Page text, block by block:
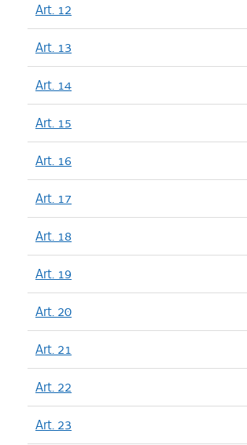
Art. 12
Art. 13
Art. 14
Art. 15
Art. 16
Art. 17
Art. 18
Art. 19
Art. 20
Art. 21
Art. 22
Art. 23